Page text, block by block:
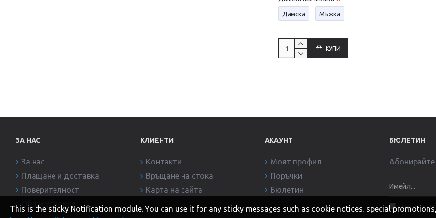
Дамска Мъжка
КУПИ
ЗА НАС
За нас
Плащане и доставка
Поверителност
Общи условия
КЛИЕНТИ
Контакти
Връщане на стока
Карта на сайта
АКАУНТ
Моят профил
Поръчки
Бюлетин
БЮЛЕТИН
Абонирайте
Прочел съм
This is the sticky Notification module. You can use it for any sticky messages such as cookie notices, special